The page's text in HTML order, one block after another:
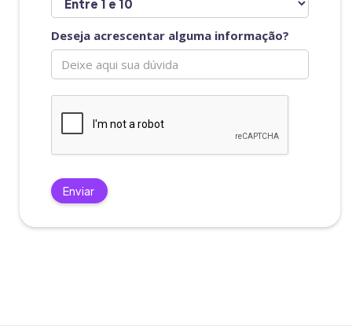
Deseja acrescentar alguma informação?